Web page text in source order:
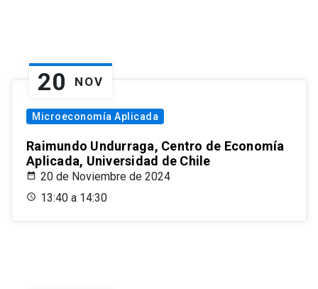
20 NOV
Microeconomía Aplicada
Raimundo Undurraga, Centro de Economía
Aplicada, Universidad de Chile
20 de Noviembre de 2024
13:40 a 14:30